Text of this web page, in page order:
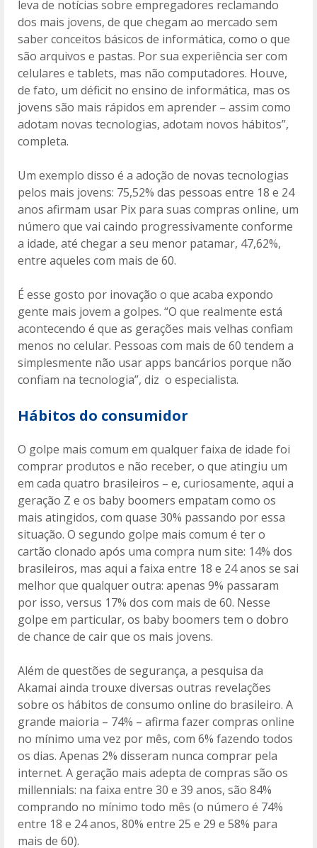
leva de notícias sobre empregadores reclamando
dos mais jovens, de que chegam ao mercado sem
saber conceitos básicos de informática, como o que
são arquivos e pastas. Por sua experiência ser com
celulares e tablets, mas não computadores. Houve,
de fato, um déficit no ensino de informática, mas os
jovens são mais rápidos em aprender – assim como
adotam novas tecnologias, adotam novos hábitos”,
completa.
Um exemplo disso é a adoção de novas tecnologias
pelos mais jovens: 75,52% das pessoas entre 18 e 24
anos afirmam usar Pix para suas compras online, um
número que vai caindo progressivamente conforme
a idade, até chegar a seu menor patamar, 47,62%,
entre aqueles com mais de 60.
É esse gosto por inovação o que acaba expondo
gente mais jovem a golpes. “O que realmente está
acontecendo é que as gerações mais velhas confiam
menos no celular. Pessoas com mais de 60 tendem a
simplesmente não usar apps bancários porque não
confiam na tecnologia”, diz o especialista.
Hábitos do consumidor
O golpe mais comum em qualquer faixa de idade foi
comprar produtos e não receber, o que atingiu um
em cada quatro brasileiros – e, curiosamente, aqui a
geração Z e os baby boomers empatam como os
mais atingidos, com quase 30% passando por essa
situação. O segundo golpe mais comum é ter o
cartão clonado após uma compra num site: 14% dos
brasileiros, mas aqui a faixa entre 18 e 24 anos se sai
melhor que qualquer outra: apenas 9% passaram
por isso, versus 17% dos com mais de 60. Nesse
golpe em particular, os baby boomers tem o dobro
de chance de cair que os mais jovens.
Além de questões de segurança, a pesquisa da
Akamai ainda trouxe diversas outras revelações
sobre os hábitos de consumo online do brasileiro. A
grande maioria – 74% – afirma fazer compras online
no mínimo uma vez por mês, com 6% fazendo todos
os dias. Apenas 2% disseram nunca comprar pela
internet. A geração mais adepta de compras são os
millennials: na faixa entre 30 e 39 anos, são 84%
comprando no mínimo todo mês (o número é 74%
entre 18 e 24 anos, 80% entre 25 e 29 e 58% para
mais de 60).